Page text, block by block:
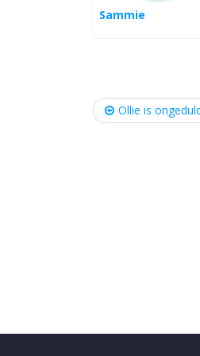
Sammie
Post
navigation
Ollie is